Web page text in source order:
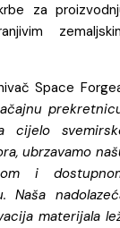
za
Space
ubrzavamo
i
Naša
materijala